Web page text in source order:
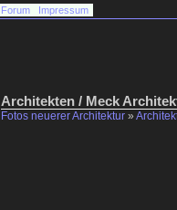
Forum Impressum
Architekten / Meck
Fotos neuerer Architektur »